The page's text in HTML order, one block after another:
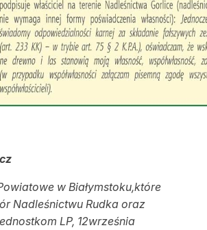
w Białymstoku,które
Nadleśnictwu Rudka oraz
LP, 12września